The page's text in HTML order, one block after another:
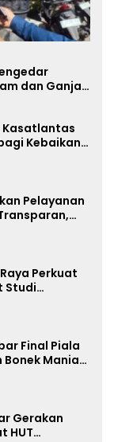
dan Ganja
Kebaikan
Pelayanan
Perkuat
Studi
Final Piala
Bonek Mania
Gerakan
HUT